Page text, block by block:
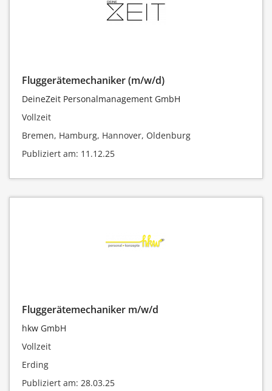
Fluggerätemechaniker (m/w/d)
DeineZeit Personalmanagement GmbH
Vollzeit
Bremen, Hamburg, Hannover, Oldenburg
Publiziert am: 11.12.25
Fluggerätemechaniker m/w/d
hkw GmbH
Vollzeit
Erding
Publiziert am: 28.03.25